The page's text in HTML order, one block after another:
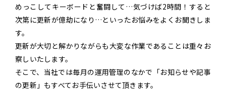
めっこしてキーボードと奮闘して…気づけば2時間！すると
次第に更新が億劫になり…といったお悩みをよくお聞きしま
す。
更新が大切と解かりながらも大変な作業であることは重々お
察しいたします。
そこで、当社では毎月の運用管理のなかで「お知らせや記事
の更新」もすべてお手伝いさせて頂きます。